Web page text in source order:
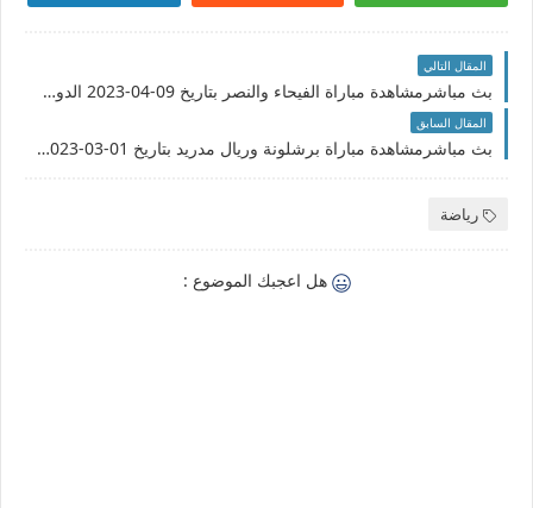
المقال التالي
بث مباشرمشاهدة مباراة الفيحاء والنصر بتاريخ 09-04-2023 الدوري السعودي
المقال السابق
بث مباشرمشاهدة مباراة برشلونة وريال مدريد بتاريخ 01-03-2023 كأس ملك إسبانيا
رياضة
هل اعجبك الموضوع :